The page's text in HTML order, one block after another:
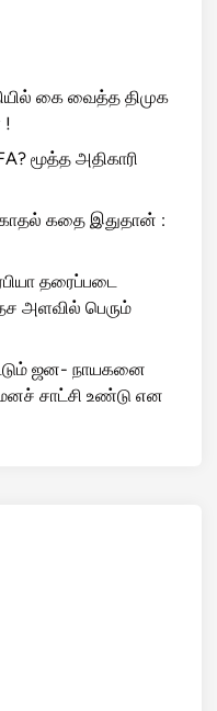
கை வைத்த திமுக
!
மூத்த அதிகாரி
கதை இதுதான் :
தரைப்படை
அளவில் பெரும்
ஜன- நாயகனை
சாட்சி உண்டு என